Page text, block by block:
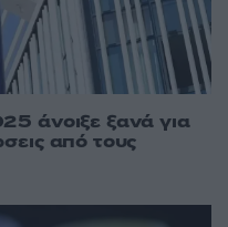
άνοιξε ξανά για
από τους